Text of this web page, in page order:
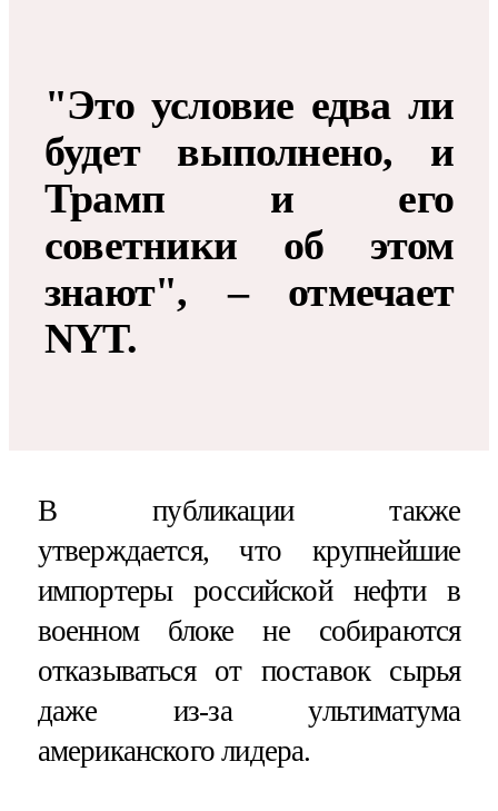
"Это условие едва ли
будет выполнено, и
Трамп и его
советники об этом
знают", – отмечает
NYT.
В публикации также
утверждается, что крупнейшие
импортеры российской нефти в
военном блоке не собираются
отказываться от поставок сырья
даже из-за ультиматума
американского лидера.